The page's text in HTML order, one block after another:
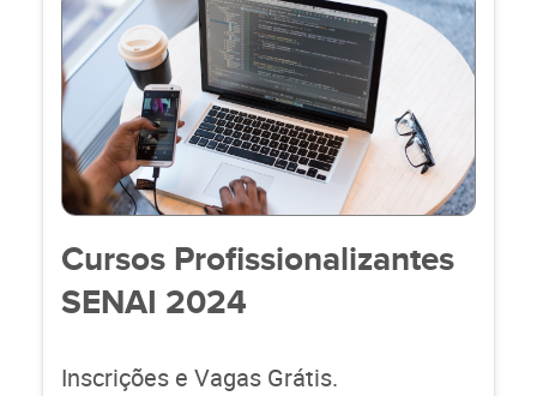
Cursos Profissionalizantes
SENAI 2024
Inscrições e Vagas Grátis.